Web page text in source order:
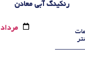
رنکینگ آبی معادن
مرداد 11, 1405